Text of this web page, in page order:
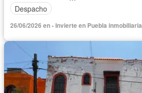
Despacho
26/06/2026 en - Invierte en Puebla inmobiliaria